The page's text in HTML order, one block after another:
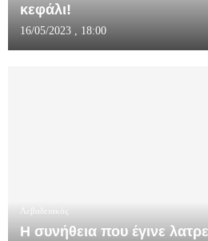
κεφάλι!
16/05/2023 , 18:00
Λεβαδειακός
Η συνήθεια που έγινε